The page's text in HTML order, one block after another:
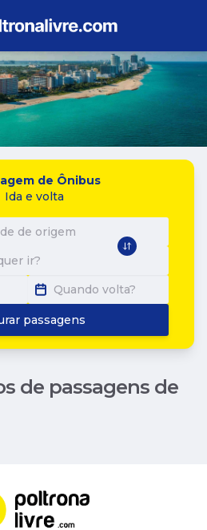
de Ônibus
Ida e volta
de origem
ir?
Quando volta?
passagens
de passagens de